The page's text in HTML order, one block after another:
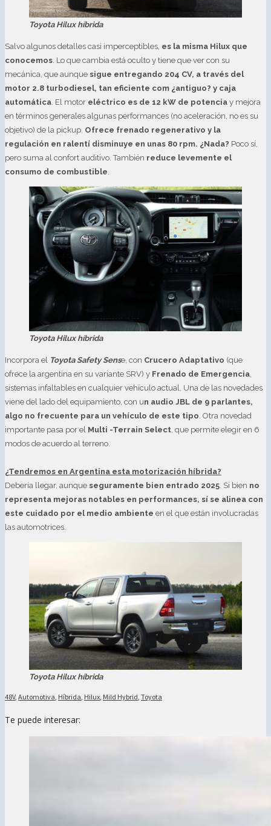
Toyota Hilux híbrida
Salvo algunos detalles casi imperceptibles, es la misma Hilux que
conocemos . Lo que cambia está oculto y tiene que ver con su
mecánica, que aunque sigue entregando 204 CV, a través del
motor 2.8 turbodiesel, tan eficiente com ¿antiguo? y caja
automática . El motor eléctrico es de 12 kW de potencia y mejora
en términos generales algunas performances (no aceleración, no es su
objetivo) de la pickup. Ofrece frenado regenerativo y la
regulación en ralentí disminuye en unas 80 rpm. ¿Nada? Poco sí,
pero suma al confort auditivo. También reduce levemente el
consumo de combustible
Toyota Hilux híbrida
Incorpora el Toyota Safety Sense, con Crucero Adaptativo (que
ofrece la argentina en su variante SRV) y Frenado de Emergencia,
sistemas infaltables en cualquier vehículo actual. Una de las novedades
viene del lado del equipamiento, con un audio JBL de 9 parlantes,
algo no frecuente para un vehículo de este tipo. Otra novedad
importante pasa por el Multi -Terrain Select, que permite elegir en 6
modos de acuerdo al terreno.
¿Tendremos en Argentina esta motorización híbrida?
Debería llegar, aunque seguramente bien entrado 2025. Si bien no
representa mejoras notables en performances, sí se alinea con
este cuidado por el medio ambiente en el que están involucradas
las automotrices.
Toyota Hilux híbrida
48V, Automotiva, Híbrida, Hilux, Mild Hybrid, Toyota
Te puede interesar: